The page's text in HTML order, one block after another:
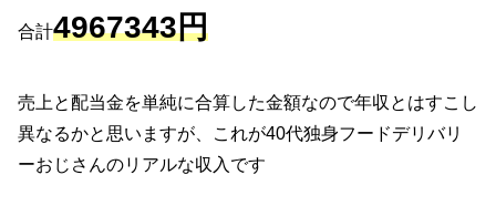
合計4967343円
売上と配当金を単純に合算した金額なので年収とはすこし
異なるかと思いますが、これが40代独身フードデリバリ
ーおじさんのリアルな収入です